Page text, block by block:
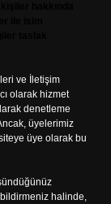
ve İletişim
olarak hizmet
denetleme
üyelerimiz
üye olarak bu
halinde,